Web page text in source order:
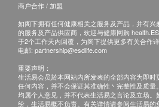
呎吋: 160mm (L) x 160 mm
总重量：862克
低风模式下的音量：48.0 dB
风量模式
超风速
玩具除外。)
退换货条款
为保障顾客，O2U提供
由于品质问题需要退换货。
当顾客收取已订购之货品时
有损毁情况，一经确认签收，
商户合作 / 加盟
如阁下拥有任何健康相关之服务及产品，并有兴
的服务及产品供应商，欢迎与健康网购
于2个工作天内回覆，为阁下提供更多有关合作详
电邮: partnership@esdlife.com
重要声明：
生活易会员於本网站内所发表的全部内容为即
任何内容，并不会保证其准确性丶完整性及质
均属个人意见，并不代表生活易之言论及立场
纷，生活易概不负责。有关详情请参阅生活易的